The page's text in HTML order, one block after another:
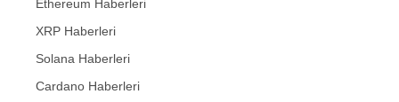
Ethereum Haberleri
XRP Haberleri
Solana Haberleri
Cardano Haberleri